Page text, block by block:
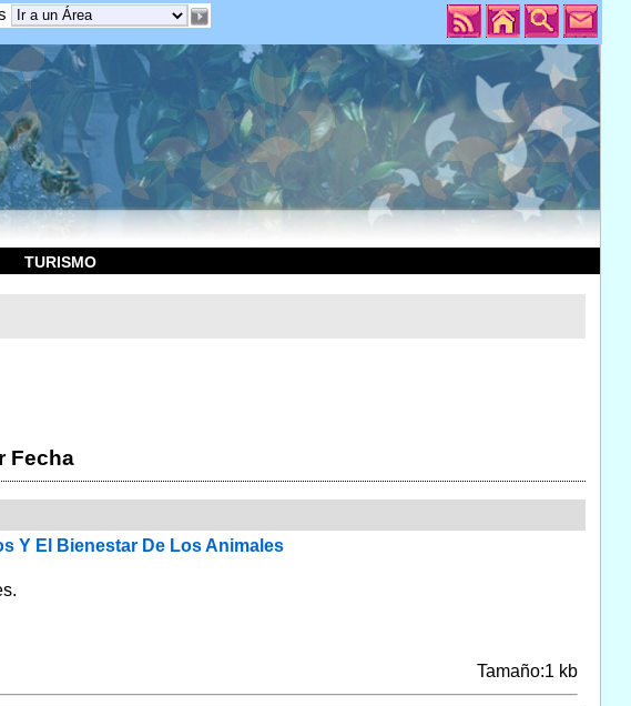
TURISMO
Fecha
Y El Bienestar De Los Animales
Tamaño:1 kb